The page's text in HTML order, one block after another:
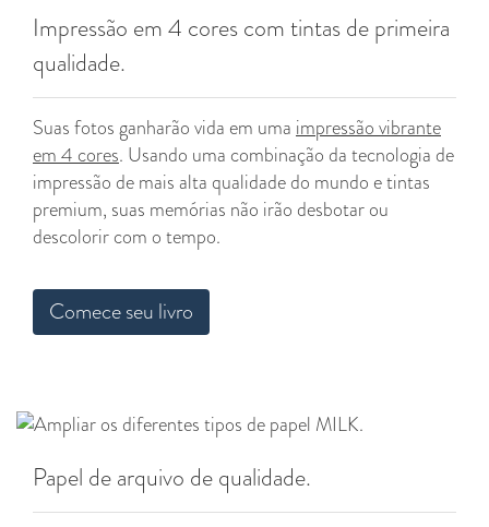
Impressão em 4 cores com tintas de primeira
qualidade.
Suas fotos ganharão vida em umaimpressão vibrante
em 4 cores. Usando uma combinação da tecnologia de
impressão de mais alta qualidade do mundo e tintas
premium, suas memórias não irão desbotar ou
descolorir com o tempo.
Comece seu livro
Papel de arquivo de qualidade.